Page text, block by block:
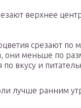
верхнее
срезают по
они меньше по
по вкусу и
лучше ранним